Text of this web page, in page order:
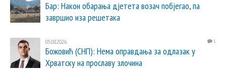
Бар: Након обарања дјетета возач побјегао, па
завршио иза решетака
05.08.2026. 1
Божовић (СНП): Нема оправдања за одлазак у
Хрватску на прославу злочина